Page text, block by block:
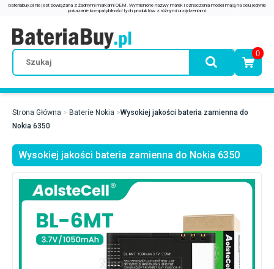
0
Strona Główna Baterie Nokia
Wysokiej jakości bateria zamienna do
Nokia 6350
Wysokiej jakości bateria zamienna do Nokia 6350